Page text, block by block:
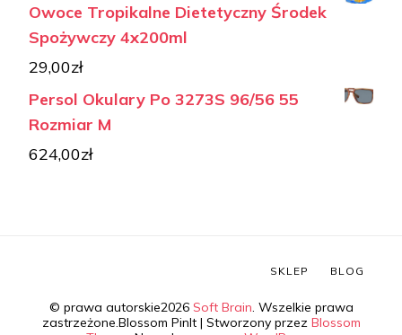
Owoce Tropikalne Dietetyczny Środek
Spożywczy 4x200ml
29,00zł
Persol Okulary Po 3273S 96/56 55
Rozmiar M
624,00zł
© prawa autorskie2026 Soft Brain. Wszelkie prawa
zastrzeżone.Blossom PinIt | Stworzony przez Blossom
SKLEP BLOG